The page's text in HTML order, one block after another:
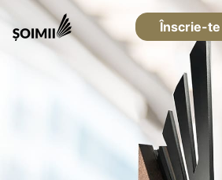
Înscrie-te